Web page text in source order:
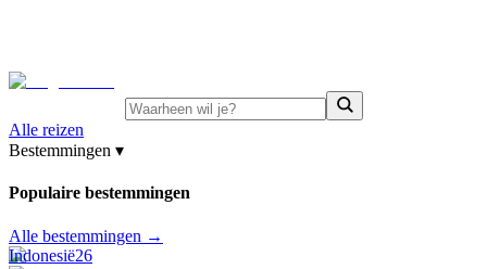
Alle reizen
Bestemmingen ▾
Populaire bestemmingen
Alle bestemmingen →
Indonesië26